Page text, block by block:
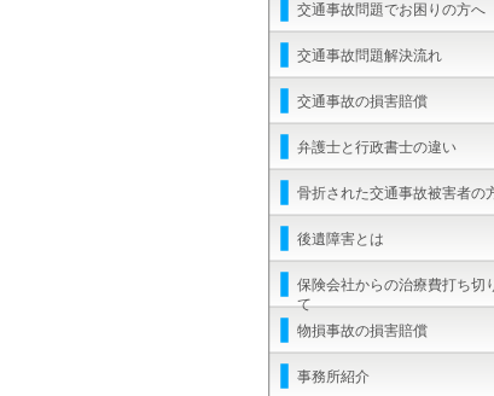
交通事故問題でお困りの方へ
交通事故問題解決流れ
交通事故の損害賠償
弁護士と行政書士の違い
骨折された交通事故被害者の
後遺障害とは
保険会社からの治療費打ち切
て
物損事故の損害賠償
事務所紹介